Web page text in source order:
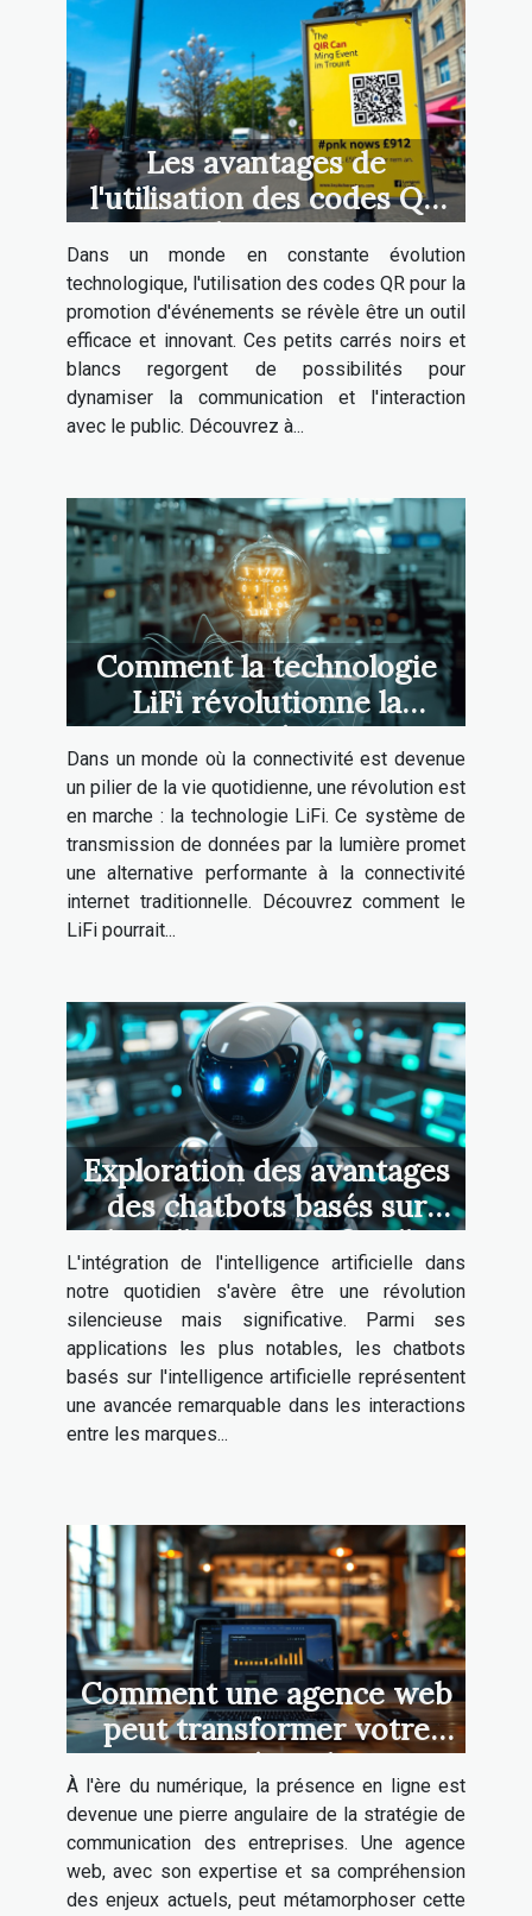
Les avantages de
l'utilisation des codes QR
pour la promotion
d'événements
Dans un monde en constante évolution
technologique, l'utilisation des codes QR pour la
promotion d'événements se révèle être un outil
efficace et innovant. Ces petits carrés noirs et
blancs regorgent de possibilités pour
dynamiser la communication et l'interaction
avec le public. Découvrez à...
Comment la technologie
LiFi révolutionne la
connectivité internet
Dans un monde où la connectivité est devenue
un pilier de la vie quotidienne, une révolution est
en marche : la technologie LiFi. Ce système de
transmission de données par la lumière promet
une alternative performante à la connectivité
internet traditionnelle. Découvrez comment le
LiFi pourrait...
Exploration des avantages
des chatbots basés sur
l'intelligence artificielle
L'intégration de l'intelligence artificielle dans
notre quotidien s'avère être une révolution
silencieuse mais significative. Parmi ses
applications les plus notables, les chatbots
basés sur l'intelligence artificielle représentent
une avancée remarquable dans les interactions
entre les marques...
Comment une agence web
peut transformer votre
stratégie de
communication digitale
À l'ère du numérique, la présence en ligne est
devenue une pierre angulaire de la stratégie de
communication des entreprises. Une agence
web, avec son expertise et sa compréhension
des enjeux actuels, peut métamorphoser cette